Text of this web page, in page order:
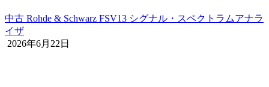
中古 Rohde & Schwarz FSV13 シグナル・スペクトラムアナラ
イザ
2026年6月22日